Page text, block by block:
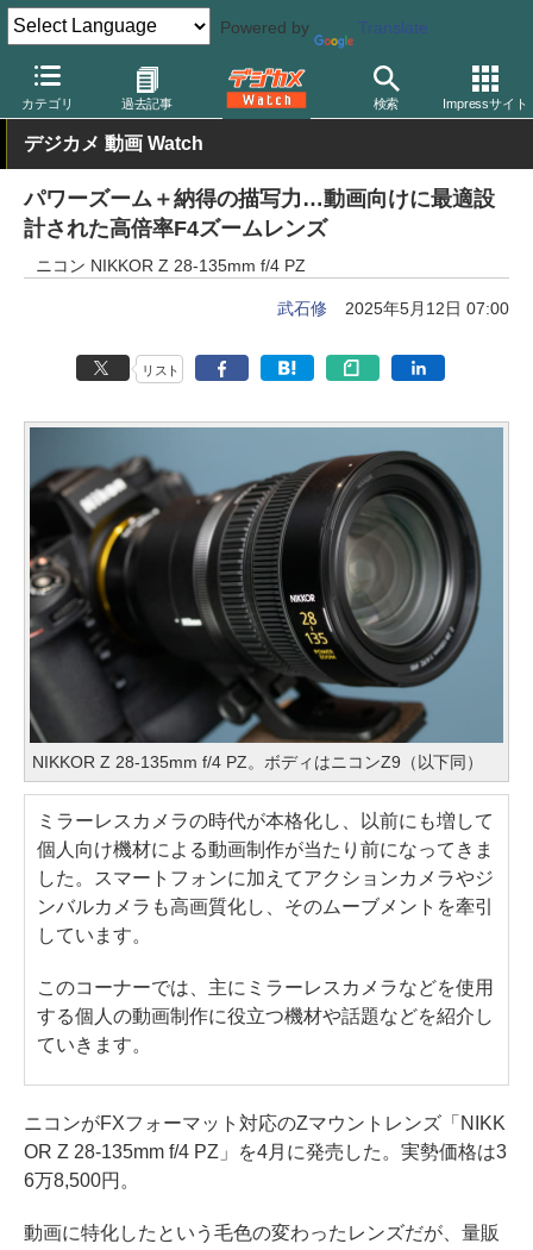
Powered by Translate
カテゴリ 過去記事 検索 Impressサイト
デジカメ Watch レンズ 交換レンズ ニコン
デジカメ 動画 Watch
パワーズーム＋納得の描写力…動画向けに最適設
計された高倍率F4ズームレンズ
ニコン NIKKOR Z 28-135mm f/4 PZ
武石修 2025年5月12日 07:00
リスト
NIKKOR Z 28-135mm f/4 PZ。ボディはニコンZ9（以下同）
ミラーレスカメラの時代が本格化し、以前にも増して
個人向け機材による動画制作が当たり前になってきま
した。スマートフォンに加えてアクションカメラやジ
ンバルカメラも高画質化し、そのムーブメントを牽引
しています。
このコーナーでは、主にミラーレスカメラなどを使用
する個人の動画制作に役立つ機材や話題などを紹介し
ていきます。
ニコンがFXフォーマット対応のZマウントレンズ「NIKK
OR Z 28-135mm f/4 PZ」を4月に発売した。実勢価格は3
6万8,500円。
動画に特化したという毛色の変わったレンズだが、量販